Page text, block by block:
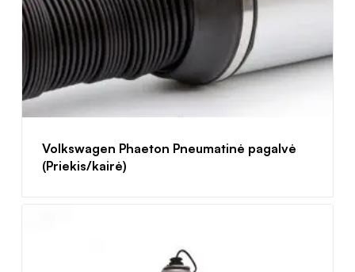
Volkswagen Phaeton Pneumatinė pagalvė
(Priekis/kairė)